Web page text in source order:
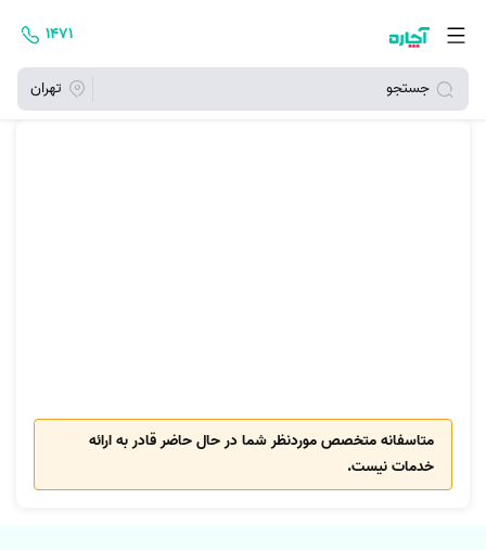
جستجو تهران
۱۴۷۱
متاسفانه متخصص موردنظر شما در حال حاضر قادر به ارائه
خدمات نیست.